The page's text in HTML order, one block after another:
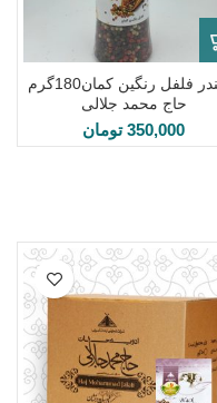
گریندر فلفل رنگین کمان180گرم
حاج محمد جلالی
350,000 تومان